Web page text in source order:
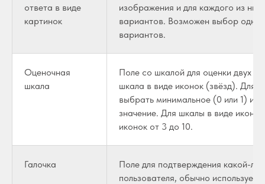
ответа в виде
картинок
изображения и для каждого из них
вариантов. Возможен выбор
вариантов.
Оценочная
шкала
Поле со шкалой для оценки двух
шкала в виде иконок (звёзд). Для
выбрать минимальное (0 или 1) и
значение. Для шкалы в виде
иконок от 3 до 10.
Галочка
Поле для подтверждения какой-
пользователя, обычно